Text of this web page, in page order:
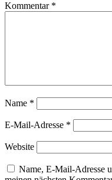
Kommentar *
Name *
E-Mail-Adresse *
Website
Name, E-Mail-Adresse